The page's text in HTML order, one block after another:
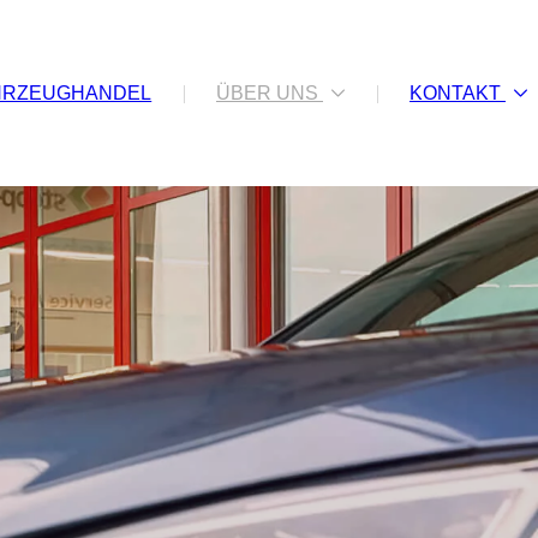
ÜBER UNS KONTAKT